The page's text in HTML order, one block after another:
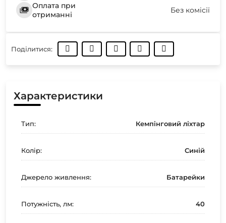
Оплата при
отриманні
Без комісії
Поділитися:
Характеристики
Тип: Кемпінговий ліхтар
Колір: Синій
Джерело живлення: Батарейки
Потужність, лм: 40